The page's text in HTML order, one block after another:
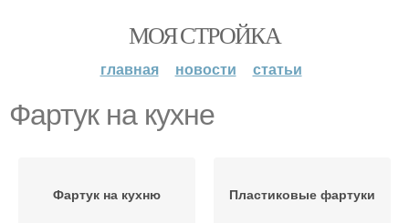
МОЯ СТРОЙКА
главная новости статьи
Фартук на кухне
Фартук на кухню Пластиковые фартуки